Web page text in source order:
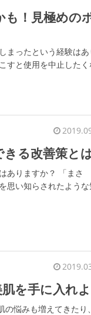
も！見極めの
まったという経験はあ
すと使用を中止したく
る改善策と
ありますか？ 「まさ
思い知らされたよう
を手に入れ
の悩みも増えてきたり